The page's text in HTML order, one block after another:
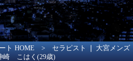
ト HOME > セラピスト ❘ 大宮メンズ
崎 こはく(29歳)